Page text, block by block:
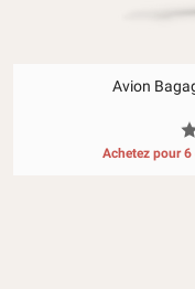
Avion
Achetez pour 6